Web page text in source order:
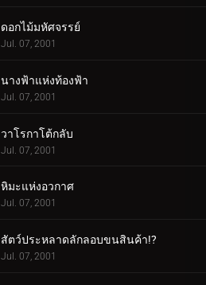
ดอกไม้มหัศจรรย์
Jul. 07, 2001
นางฟ้าแห่งท้องฟ้า
Jul. 07, 2001
วาโรกาโต้กลับ
Jul. 07, 2001
หิมะแห่งอวกาศ
Jul. 07, 2001
สัตว์ประหลาดลักลอบขนสินค้า!?
Jul. 07, 2001